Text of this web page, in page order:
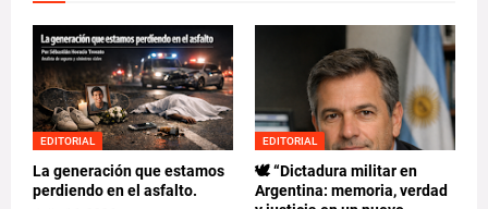
EDITORIAL
La generación que estamos
perdiendo en el asfalto.
EDITORIAL
🕊️ “Dictadura militar en
Argentina: memoria, verdad